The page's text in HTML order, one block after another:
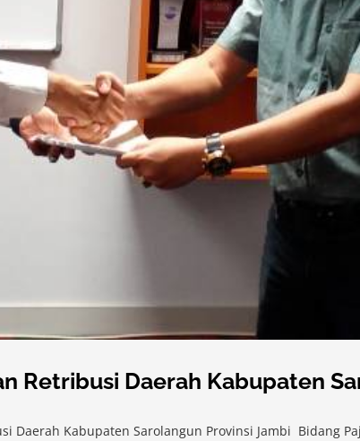
Retribusi Daerah Kabupaten
Daerah Kabupaten Sarolangun Provinsi Jambi Bidang